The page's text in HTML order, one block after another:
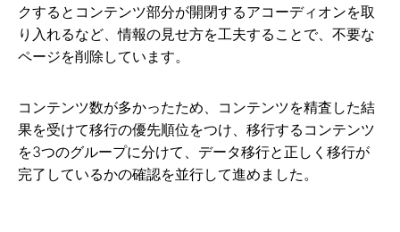
クするとコンテンツ部分が開閉するアコーディオンを取
り入れるなど、情報の見せ方を工夫することで、不要な
ページを削除しています。
コンテンツ数が多かったため、コンテンツを精査した結
果を受けて移行の優先順位をつけ、移行するコンテンツ
を3つのグループに分けて、データ移行と正しく移行が
完了しているかの確認を並行して進めました。